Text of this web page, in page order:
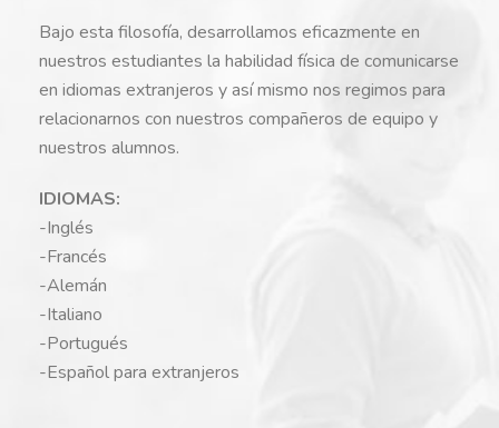
Bajo esta filosofía, desarrollamos eficazmente en
nuestros estudiantes la habilidad física de comunicarse
en idiomas extranjeros y así mismo nos regimos para
relacionarnos con nuestros compañeros de equipo y
nuestros alumnos.
IDIOMAS:
-Inglés
-Francés
-Alemán
-Italiano
-Portugués
-Español para extranjeros